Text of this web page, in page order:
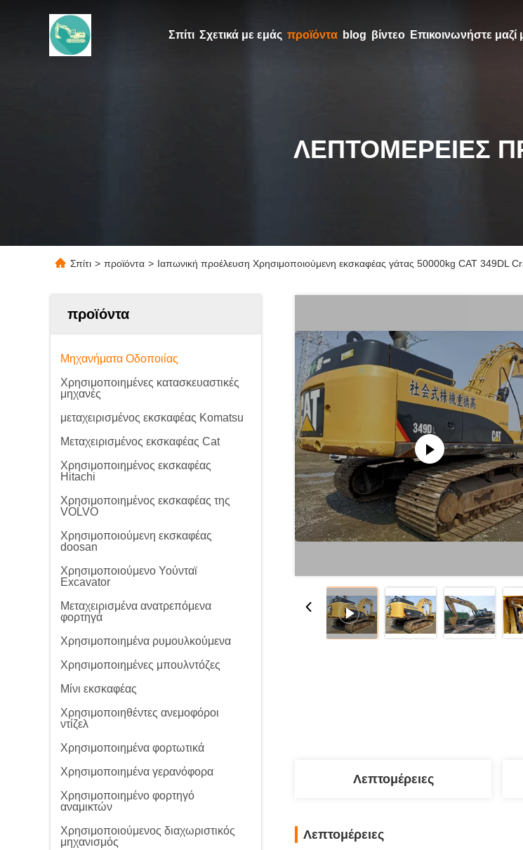
Σπίτι Σχετικά με εμάς προϊόντα blog βίντεο Επικοινωνήστε μαζί
ΛΕΠΤΟΜΈΡΕΙΕΣ
Σπίτι > προϊόντα > Ιαπωνική προέλευση Χρησιμοποιούμενη εκσκαφέας γάτας 50000kg CAT 349DL
προϊόντα
Μηχανήματα Οδοποιίας
Χρησιμοποιημένες κατασκευαστικές
μηχανές
μεταχειρισμένος εκσκαφέας Komatsu
Μεταχειρισμένος εκσκαφέας Cat
Χρησιμοποιημένος εκσκαφέας
Hitachi
Χρησιμοποιημένος εκσκαφέας της
VOLVO
Χρησιμοποιούμενη εκσκαφέας
doosan
Χρησιμοποιούμενο Υούνταϊ
Excavator
Μεταχειρισμένα ανατρεπόμενα
φορτηγά
Χρησιμοποιημένα ρυμουλκούμενα
Χρησιμοποιημένες μπουλντόζες
Μίνι εκσκαφέας
Χρησιμοποιηθέντες ανεμοφόροι
ντίζελ
Χρησιμοποιημένα φορτωτικά
Χρησιμοποιημένα γερανόφορα
Χρησιμοποιημένο φορτηγό
αναμικτών
Χρησιμοποιούμενος διαχωριστικός
μηχανισμός
Λεπτομέρειες
Λεπτομέρειες